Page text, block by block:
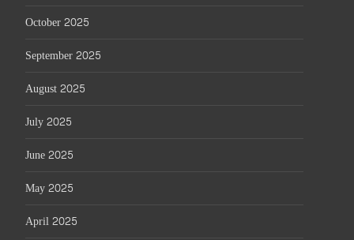
October 2025
September 2025
August 2025
July 2025
June 2025
May 2025
April 2025